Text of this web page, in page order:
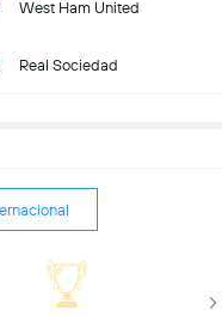
West Ham United
Real Sociedad